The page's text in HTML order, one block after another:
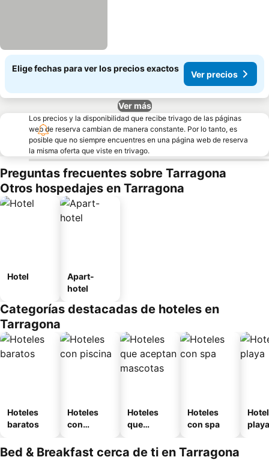
Elige fechas para ver los precios exactos
Ver precios
Ver más
Los precios y la disponibilidad que recibe trivago de las páginas
web de reserva cambian de manera constante. Por lo tanto, es
posible que no siempre encuentres en una página web de reserva
la misma oferta que viste en trivago.
Preguntas frecuentes sobre Tarragona
Otros hospedajes en Tarragona
Hotel
Apart-
hotel
Categorías destacadas de hoteles en
Tarragona
Hoteles
baratos
Hoteles
con
Hoteles
que
mascotas
Hoteles
con spa
playa
Bed & Breakfast cerca de ti en Tarragona